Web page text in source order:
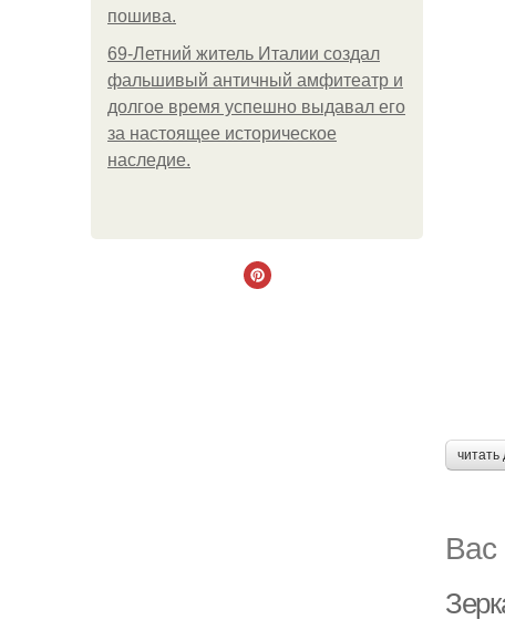
пошива.
69-Летний житель Италии создал
фальшивый античный амфитеатр и
долгое время успешно выдавал его
за настоящее историческое
наследие.
Вас